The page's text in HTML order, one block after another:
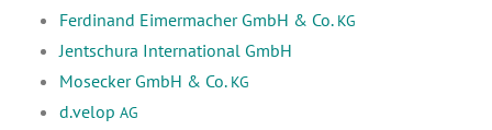
Ferdinand Eimermacher GmbH & Co. KG
Jentschura International GmbH
Mosecker GmbH & Co. KG
d.velopAG